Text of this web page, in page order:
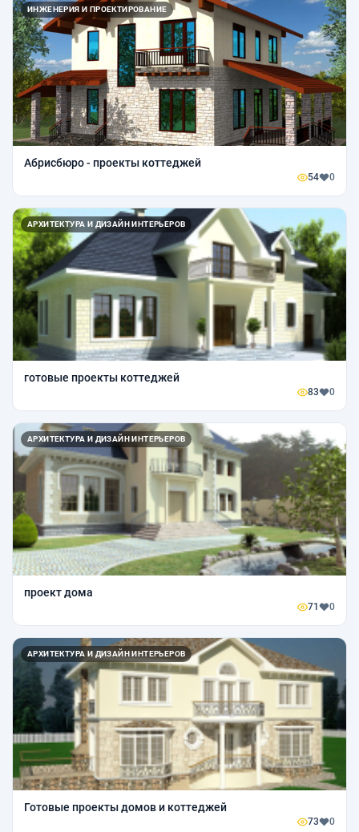
ИНЖЕНЕРИЯ И ПРОЕКТИРОВАНИЕ
Абрисбюро - проекты коттеджей
54 0
АРХИТЕКТУРА И ДИЗАЙН ИНТЕРЬЕРОВ
готовые проекты коттеджей
83 0
АРХИТЕКТУРА И ДИЗАЙН ИНТЕРЬЕРОВ
проект дома
71 0
АРХИТЕКТУРА И ДИЗАЙН ИНТЕРЬЕРОВ
Готовые проекты домов и коттеджей
73 0